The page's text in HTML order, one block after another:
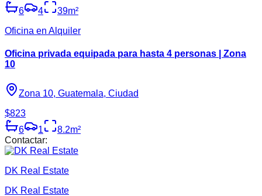
6
4 39m²
Oficina en Alquiler
Oficina privada equipada para hasta 4 personas | Zona
10
Zona 10, Guatemala, Ciudad
$823
6
1 8.2m²
Contactar:
DK Real Estate
DK Real Estate